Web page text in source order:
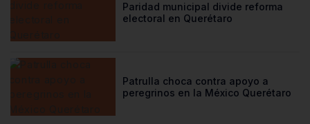
Paridad municipal divide reforma
electoral en Querétaro
Patrulla choca contra apoyo a
peregrinos en la México Querétaro